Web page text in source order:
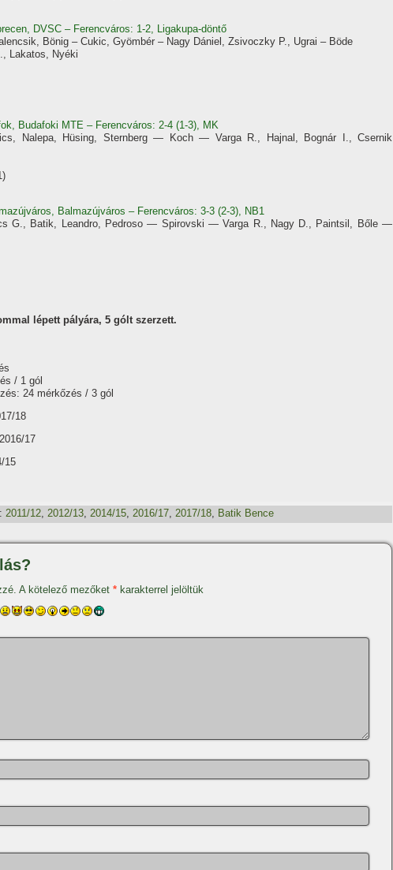
DVSC – Ferencváros: 1-2, Ligakupa-döntő
Bönig – Cukic, Gyömbér – Nagy Dániel, Zsivoczky P., Ugrai – Böde
Lakatos, Nyéki
Budafoki MTE – Ferencváros: 2-4 (1-3), MK
Nalepa, Hüsing, Sternberg — Koch — Varga R., Hajnal, Bognár I., Csernik
Balmazújváros – Ferencváros: 3-3 (2-3), NB1
G., Batik, Leandro, Pedroso — Spirovski — Varga R., Nagy D., Paintsil, Bőle —
lépett pályára, 5 gólt szerzett.
/ 1 gól
24 mérkőzés / 3 gól
18
17
15
2011/12, 2012/13, 2014/15, 2016/17, 2017/18, Batik Bence
A kötelező mezőket * karakterrel jelöltük